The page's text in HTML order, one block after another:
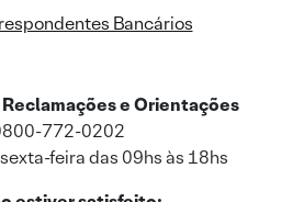
Bancários
Reclamações e Orientações
772-0202
feira das 09hs às 18hs